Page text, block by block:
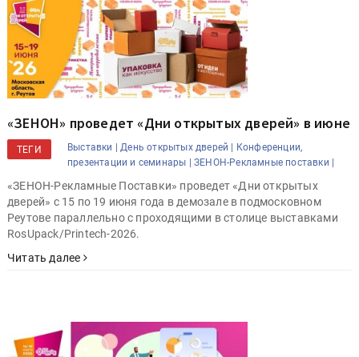
«ЗЕНОН» проведет «Дни открытых дверей» в июне
ТЕГИ Выставки | День открытых дверей |
Конференции,
презентации и семинары |
ЗЕНОН-Рекламные поставки |
«ЗЕНОН-Рекламные Поставки» проведет «Дни открытых
дверей» с 15 по 19 июня года в демозале в подмосковном
Реутове параллельно с проходящими в столице выставками
RosUpack/Printech-2026.
Читать далее